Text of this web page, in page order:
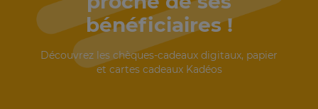
bénéficiaires !
Découvrez les chèques-cadeaux digitaux, papier
et cartes cadeaux Kadéos